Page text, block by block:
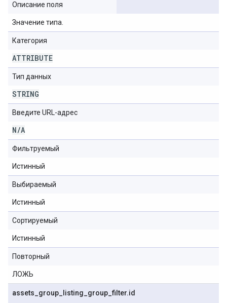
Описание поля
Значение типа.
Категория
ATTRIBUTE
Тип данных
STRING
Введите URL-адрес
N/A
Фильтруемый
Истинный
Выбираемый
Истинный
Сортируемый
Истинный
Повторный
ЛОЖЬ
assets group listing group _filter.id